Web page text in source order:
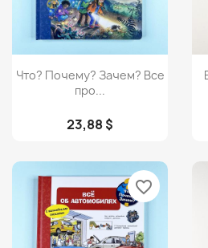
Просмотр
Что? Почему? Зачем? Все
про...
23,88 $
favorite_border